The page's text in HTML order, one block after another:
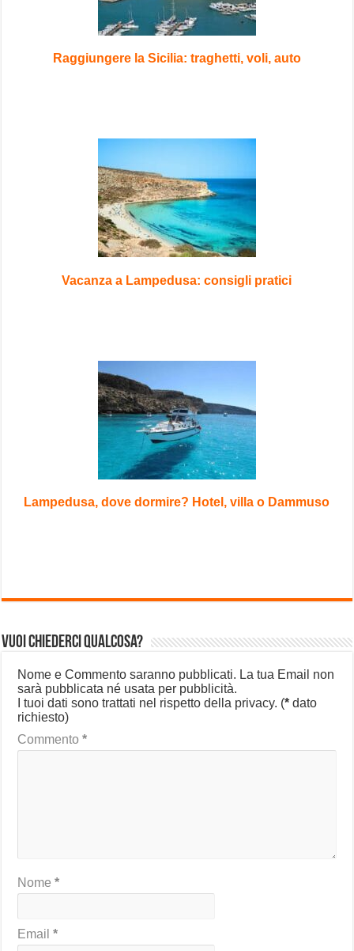
Raggiungere la Sicilia: traghetti, voli, auto
Vacanza a Lampedusa: consigli pratici
Lampedusa, dove dormire? Hotel, villa o Dammuso
Vuoi chiederci qualcosa?
Nome e Commento saranno pubblicati. La tua Email non
sarà pubblicata né usata per pubblicità.
I tuoi dati sono trattati nel rispetto della privacy. (* dato
richiesto)
Commento*
Nome*
Email*